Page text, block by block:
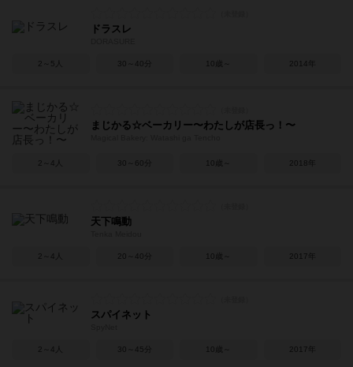
ドラスレ
2～5人 30～40分 10歳～ 2014年
まじかる☆ベーカリー〜わたしが店長っ！〜
2～4人 30～60分 10歳～ 2018年
天下鳴動
2～4人 20～40分 10歳～ 2017年
スパイネット
2～4人 30～45分 10歳～ 2017年